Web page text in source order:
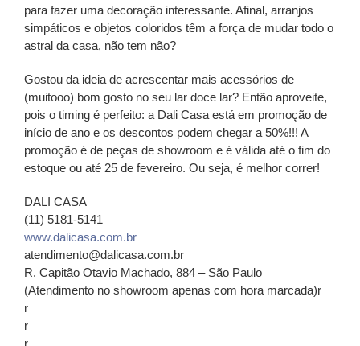
para fazer uma decoração interessante. Afinal, arranjos
simpáticos e objetos coloridos têm a força de mudar todo o
astral da casa, não tem não?
Gostou da ideia de acrescentar mais acessórios de
(muitooo) bom gosto no seu lar doce lar? Então aproveite,
pois o timing é perfeito: a Dali Casa está em promoção de
início de ano e os descontos podem chegar a 50%!!! A
promoção é de peças de showroom e é válida até o fim do
estoque ou até 25 de fevereiro. Ou seja, é melhor correr!
DALI CASA
(11) 5181-5141
www.dalicasa.com.br
atendimento@dalicasa.com.br
R. Capitão Otavio Machado, 884 – São Paulo
(Atendimento no showroom apenas com hora marcada)r
r
r
r